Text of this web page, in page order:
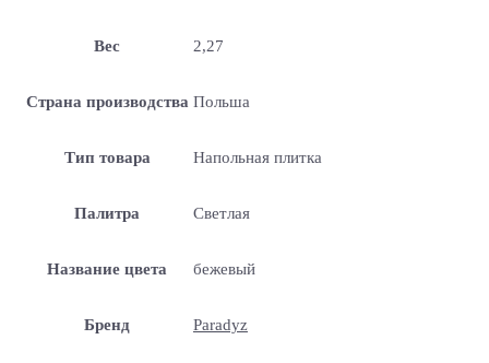
Вес 2,27
Страна производства Польша
Тип товара Напольная плитка
Палитра Светлая
Название цвета бежевый
Бренд Paradyz